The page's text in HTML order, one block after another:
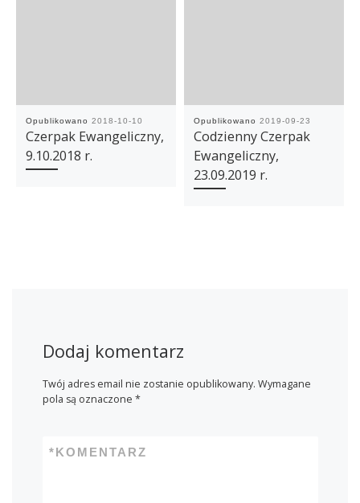
Opublikowano 2018-10-10
Czerpak Ewangeliczny,
9.10.2018 r.
Opublikowano 2019-09-23
Codzienny Czerpak
Ewangeliczny,
23.09.2019 r.
Dodaj komentarz
Twój adres email nie zostanie opublikowany. Wymagane
pola są oznaczone *
KOMENTARZ
*